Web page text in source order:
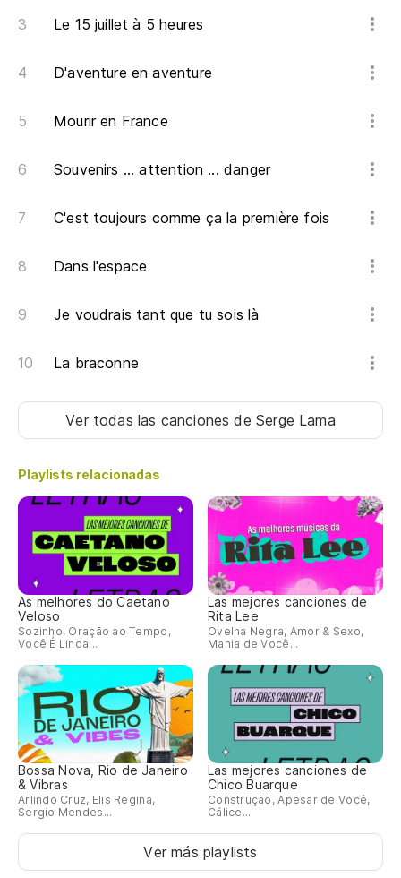
Le 15 juillet à 5 heures
D'aventure en aventure
Mourir en France
Souvenirs ... attention ... danger
C'est toujours comme ça la première fois
Dans l'espace
Je voudrais tant que tu sois là
La braconne
Ver todas las cancionesde Serge Lama
Playlists relacionadas
As melhores do Caetano
Veloso
Sozinho, Oração ao Tempo,
Você É Linda...
Las mejores canciones de
Rita Lee
Ovelha Negra, Amor & Sexo,
Mania de Você...
Bossa Nova, Rio de Janeiro
& Vibras
Arlindo Cruz, Elis Regina,
Sergio Mendes...
Las mejores canciones de
Chico Buarque
Construção, Apesar de Você,
Cálice...
Ver más playlists